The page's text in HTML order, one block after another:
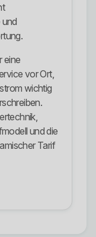
eine
vor Ort,
wichtig
und die
Tarif